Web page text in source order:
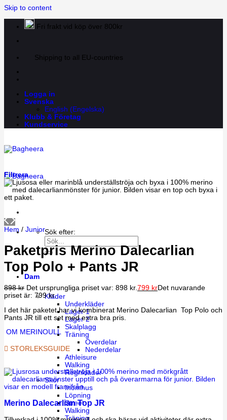
Skip to content
Fri frakt vid köp över 800kr
Shipping to all EU-countries
Logga in
Svenska
English (Engelska)
Klubb & Företag
Kundservice
Sök efter:
Dam
Kläder
Underkläder
Lager 1
Lager 2
Skalplagg
Träning
Överdelar
Nederdelar
Athleisure
Walking
Regnkläder
Skor
Inomhus
Löpning
Street
Walking
Träning
Filtrera
Hem / Junior
Paketpris Merino Dalecarlian
Top Polo + Pants JR
898kr Det ursprungliga priset var: 898 kr.799 krDet nuvarande
priset är: 799 kr.
I det här paketet har vi kombinerat Merino Dalecarlian Top Polo och
Pants JR till ett set med extra bra pris.
OM MERINOULL
STORLEKSGUIDE
Merino Dalecarlian Top JR